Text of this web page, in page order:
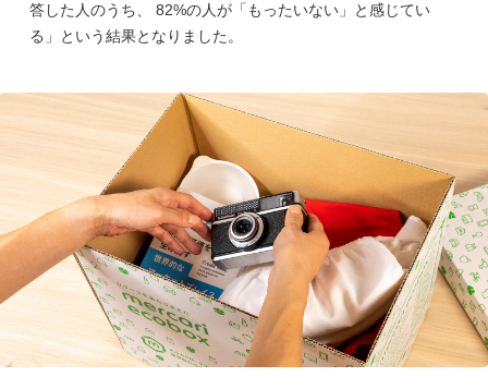
答した人のうち、 82%の人が「もったいない」と感じてい
る」という結果となりました。